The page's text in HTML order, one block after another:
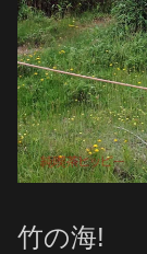
竹の海!